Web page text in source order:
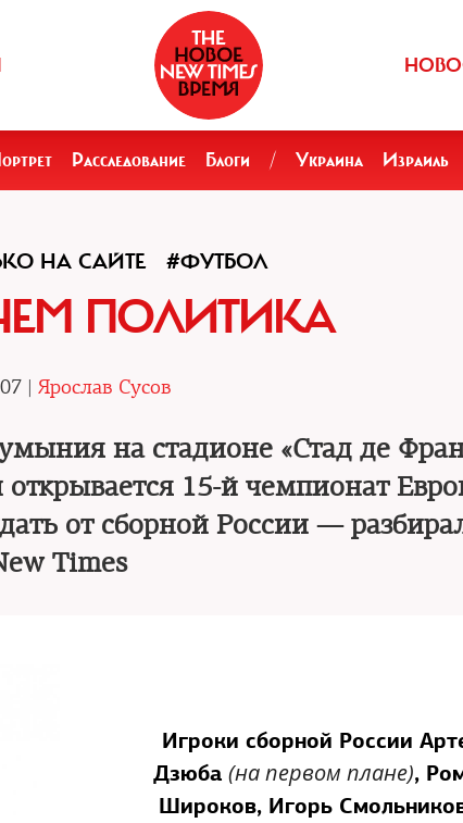
Расследование Блоги / Украина Израиль
НА САЙТЕ #ФУТБОЛ
ПОЛИТИКА
| Ярослав Сусов
на стадионе «Стад де
15-й чемпионат
от сборной России —
Times
Игроки сборной России
Дзюба (на первом плане),
Широков, Игорь